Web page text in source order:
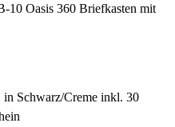
Oasis 360 Briefkasten mit